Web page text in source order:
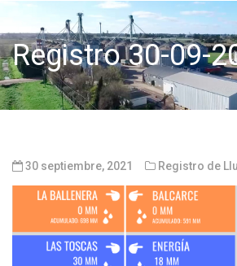
Registro 30-09-
30 septiembre, 2021 Registro de